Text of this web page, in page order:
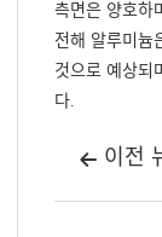
측면은 양호하
전해 알루미늄
것으로 예상되
다.
 이전